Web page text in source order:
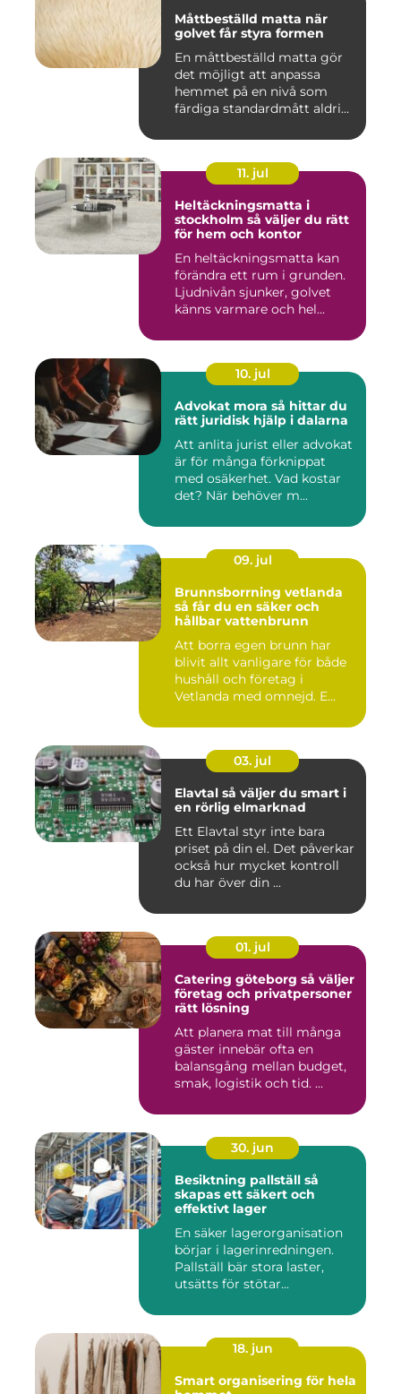
Måttbeställd matta när
golvet får styra formen
En måttbeställd matta gör
det möjligt att anpassa
hemmet på en nivå som
färdiga standardmått aldrig
11. jul
Heltäckningsmatta i
stockholm så väljer du rätt
för hem och kontor
En heltäckningsmatta kan
förändra ett rum i grunden.
Ljudnivån sjunker, golvet
känns varmare och hel...
10. jul
Advokat mora så hittar du
rätt juridisk hjälp i dalarna
Att anlita jurist eller advokat
är för många förknippat
med osäkerhet. Vad kostar
det? När behöver m...
09. jul
Brunnsborrning vetlanda
så får du en säker och
hållbar vattenbrunn
Att borra egen brunn har
blivit allt vanligare för både
hushåll och företag i
Vetlanda med omnejd. E...
03. jul
Elavtal så väljer du smart i
en rörlig elmarknad
Ett Elavtal styr inte bara
priset på din el. Det påverkar
också hur mycket kontroll
du har över din ...
01. jul
Catering göteborg så väljer
företag och privatpersoner
rätt lösning
Att planera mat till många
gäster innebär ofta en
balansgång mellan budget,
smak, logistik och tid. ...
30. jun
Besiktning pallställ så
skapas ett säkert och
effektivt lager
En säker lagerorganisation
börjar i lagerinredningen.
Pallställ bär stora laster,
utsätts för stötar...
18. jun
Smart organisering för hela